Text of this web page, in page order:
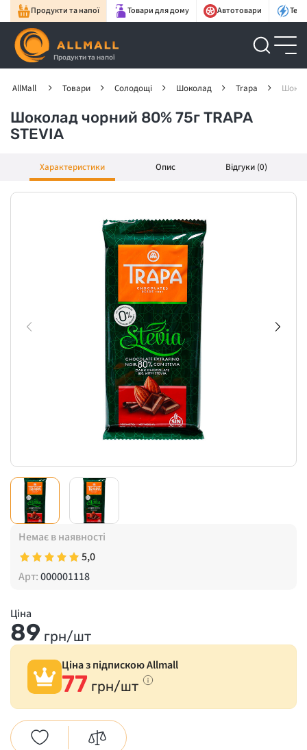
Продукти та напої Товари для дому Автотовари
Продукти та напої
AllMall Товари Солодощі Шоколад Trapa
Шоколад чорний 80% 75г TRAPA
STEVIA
Характеристики Опис Відгуки (0)
Немає в наявності
5,0
Арт:000001118
Ціна
89 грн/шт
Ціна з підпискою Allmall
77 грн/шт